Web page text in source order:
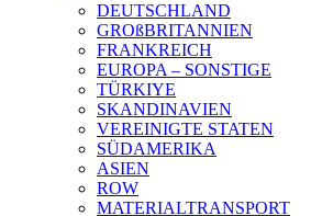
DEUTSCHLAND
GROßBRITANNIEN
FRANKREICH
EUROPA – SONSTIGE
TÜRKIYE
SKANDINAVIEN
VEREINIGTE STATEN
SÜDAMERIKA
ASIEN
ROW
MATERIALTRANSPORT